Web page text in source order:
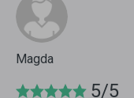
Magda
5/5